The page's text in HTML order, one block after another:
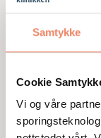
Samtykke
Cookie
Vi og våre
og energi i
ønsker at du
tiden du er